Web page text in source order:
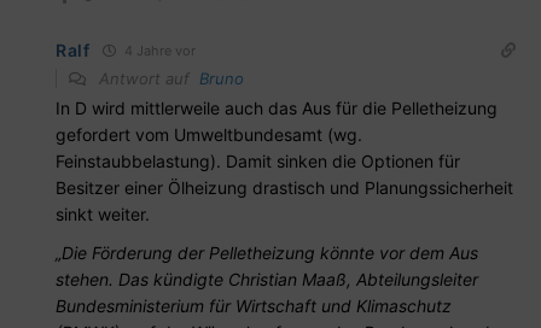
Ralf 4 Jahre vor
Antwort auf Bruno
In D wird mittlerweile auch das Aus für die Pelletheizung
gefordert vom Umweltbundesamt (wg.
Feinstaubbelastung). Damit sinken die Optionen für
Besitzer einer Ölheizung drastisch und Planungssicherheit
sinkt weiter.
„Die Förderung der Pelletheizung könnte vor dem Aus
stehen. Das kündigte Christian Maaß, Abteilungsleiter
Bundesministerium für Wirtschaft und Klimaschutz